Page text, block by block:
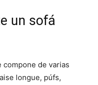
un sofá
compone de varias
longue, púfs,